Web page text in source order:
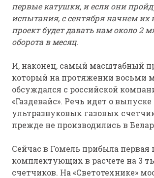
первые катушки, и если они
испытания, с сентября начнем их
проект будет давать нам около 2
оборота в месяц.
И, наконец, самый масштабный
который на протяжении восьми
обсуждался с российской
«Газдевайс». Речь идет о выпуске
ультразвуковых газовых
прежде не производились в
Сейчас в Гомель прибыла первая
комплектующих в расчете на 3
счетчиков. На «Светотехнике»